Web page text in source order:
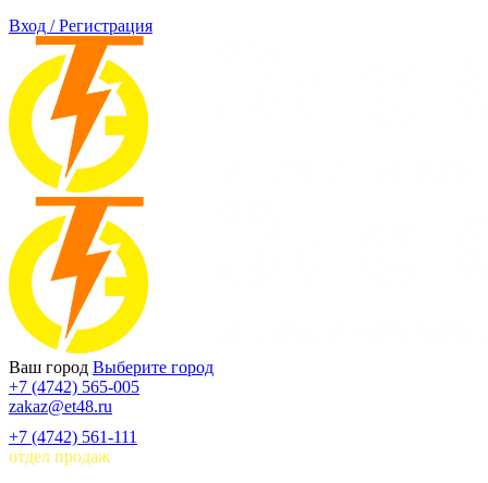
Вход / Регистрация
Ваш город Выберите город
+7 (4742) 565-005
zakaz@et48.ru
+7 (4742) 561-111
отдел продаж